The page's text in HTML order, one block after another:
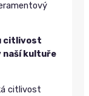
citlivost
naší kultuře
citlivost